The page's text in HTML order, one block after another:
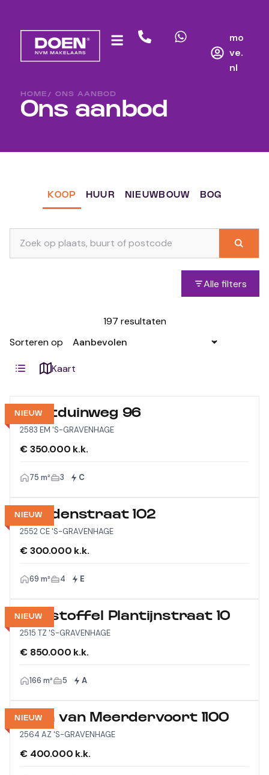
mo
ve.
nl
HOME / ONS AANBOD
Ons aanbod
KOOP HUUR NIEUWBOUW BOG
Alle filters
197 resultaten
Sorteren op
Kaart
NIEUW
Westduinweg 96
2583 EM 'S-GRAVENHAGE
€ 350.000 k.k.
75 m² 3 C
NIEUW
Viandenstraat 102
2552 CE 'S-GRAVENHAGE
€ 300.000 k.k.
69 m² 4 E
NIEUW
Christoffel Plantijnstraat 10
2515 TZ 'S-GRAVENHAGE
€ 850.000 k.k.
166 m² 5 A
NIEUW
Laan van Meerdervoort 1100
2564 AZ 'S-GRAVENHAGE
€ 400.000 k.k.